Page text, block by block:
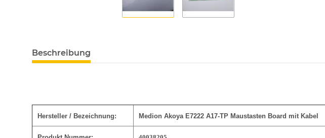
Beschreibung
Hersteller / Bezeichnung: Medion Akoya E7222 A17-TP Maustasten Board mit Kabel